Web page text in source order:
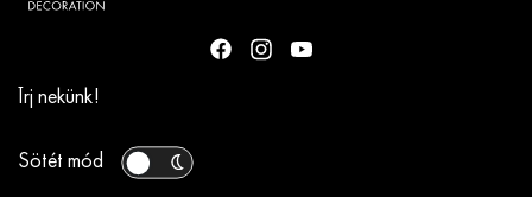
Írj nekünk!
Sötét mód